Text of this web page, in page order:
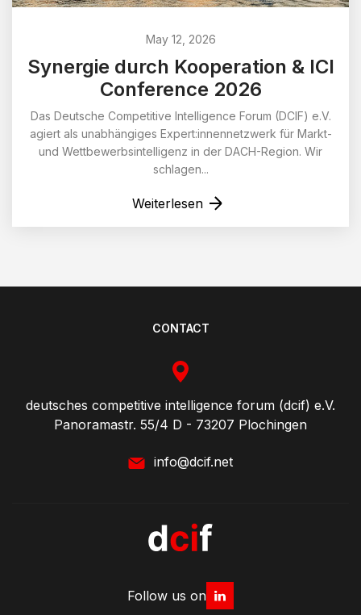
May 12, 2026
Synergie durch Kooperation & ICI
Conference 2026
Das Deutsche Competitive Intelligence Forum (DCIF) e.V.
agiert als unabhängiges Expert:innennetzwerk für Markt-
und Wettbewerbsintelligenz in der DACH-Region. Wir
schlagen...
Weiterlesen
CONTACT
deutsches competitive intelligence forum (dcif) e.V.
Panoramastr. 55/4 D - 73207 Plochingen
info@dcif.net
Follow us on